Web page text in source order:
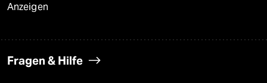
Anzeigen
Fragen & Hilfe